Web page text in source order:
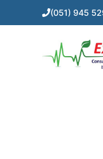
al
(051) 945